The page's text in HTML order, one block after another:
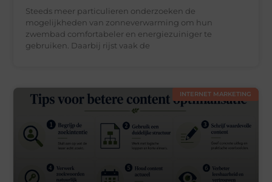
Steeds meer particulieren onderzoeken de
mogelijkheden van zonneverwarming om hun
zwembad comfortabeler en energiezuiniger te
gebruiken. Daarbij rijst vaak de
INTERNET MARKETING